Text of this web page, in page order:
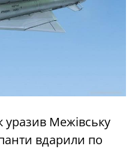
уразив Межівську
вдарили по